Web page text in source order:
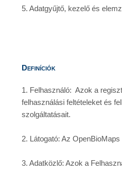
5. Adatgyűjtő, kezelő és
Definíciók
1. Felhasználó:  Azok a
felhasználási feltételeket és
szolgáltatásait.
2. Látogató: Az
3. Adatközlő: Azok a